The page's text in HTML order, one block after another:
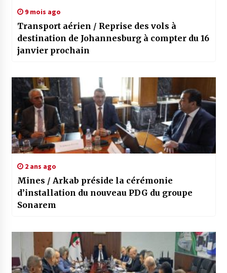
9 mois ago
Transport aérien / Reprise des vols à
destination de Johannesburg à compter du 16
janvier prochain
2 ans ago
Mines / Arkab préside la cérémonie
d’installation du nouveau PDG du groupe
Sonarem